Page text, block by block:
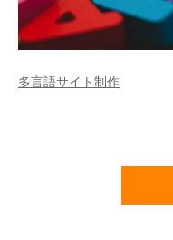
多言語サイト制作